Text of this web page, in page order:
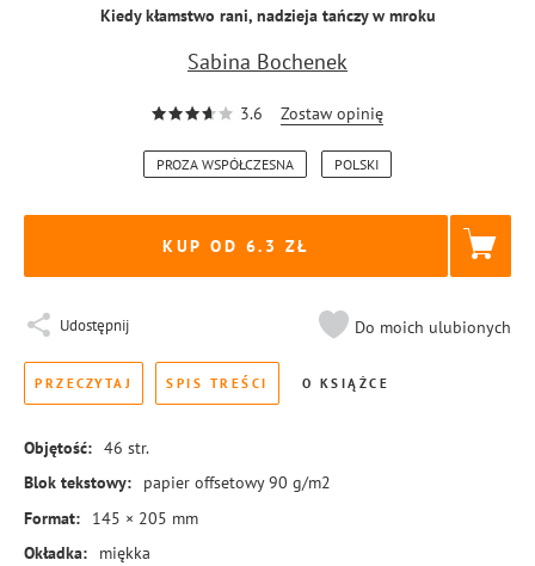
Kiedy kłamstwo rani, nadzieja tańczy w mroku
Sabina Bochenek
3.6 Zostaw opinię
PROZA WSPÓŁCZESNA POLSKI
KUP OD 6.3
Udostępnij Do moich ulubionych
PRZECZYTAJ SPIS TREŚCI O KSIĄŻCE
Objętość: 46 str.
Blok tekstowy:
papier offsetowy 90 g/m2
Format:
145 × 205 mm
Okładka:
miękka